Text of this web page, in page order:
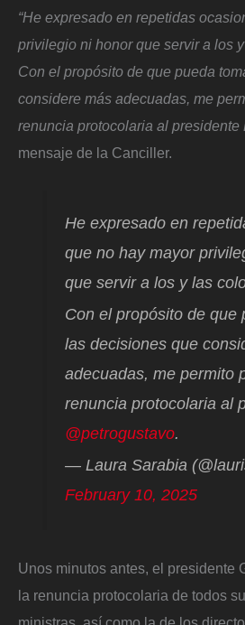
“He expresado en repetidas
privilegio ni honor que servir a los
Con el propósito de que pueda
considere más adecuadas, me
renuncia protocolaria al presidente
mensaje de la Canciller.
He expresado en
que no hay mayor
que servir a los y las
Con el propósito de que
las decisiones que
adecuadas, me permito
renuncia protocolaria al
@petrogustavo.
— Laura Sarabia
February 10, 2025
Unos minutos antes, el presidente
la renuncia protocolaria de todos